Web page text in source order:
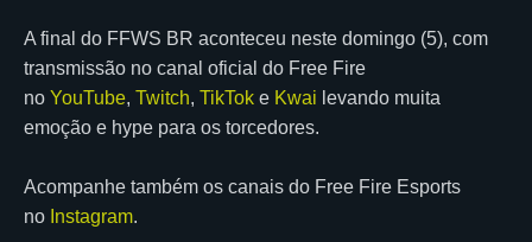
A final do FFWS BR aconteceu neste domingo (5), com
transmissão no canal oficial do Free Fire
no YouTube, Twitch, TikTok e Kwai levando muita
emoção e hype para os torcedores.
Acompanhe também os canais do Free Fire Esports
no Instagram.